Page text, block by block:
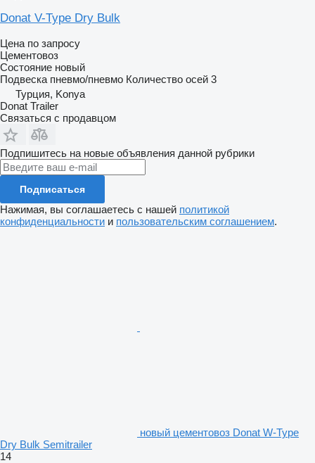
Donat V-Type Dry Bulk
Цена по запросу
Цементовоз
Состояние новый
Подвеска пневмо/пневмо Количество осей 3
Турция, Konya
Donat Trailer
Связаться с продавцом
Подпишитесь на новые объявления данной рубрики
Подписаться
Нажимая, вы соглашаетесь с нашей политикой
конфиденциальности и пользовательским соглашением.
новый цементовоз Donat W-Type
Dry Bulk Semitrailer
14